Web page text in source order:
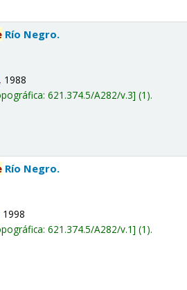
Río Negro.
, 1988
621.374.5/A282/v.3 (1).
Río Negro.
1998
621.374.5/A282/v.1 (1).